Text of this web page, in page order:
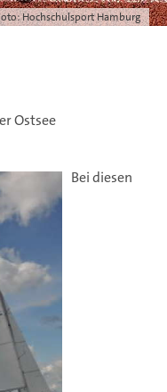
Hochschulsport Hamburg
Ostsee
Bei diesen